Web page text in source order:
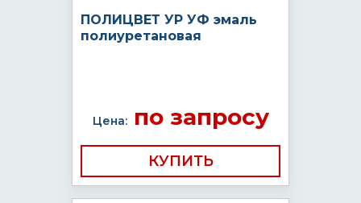
ПОЛИЦВЕТ УР УФ эмаль
полиуретановая
Цена:по запросу
КУПИТЬ